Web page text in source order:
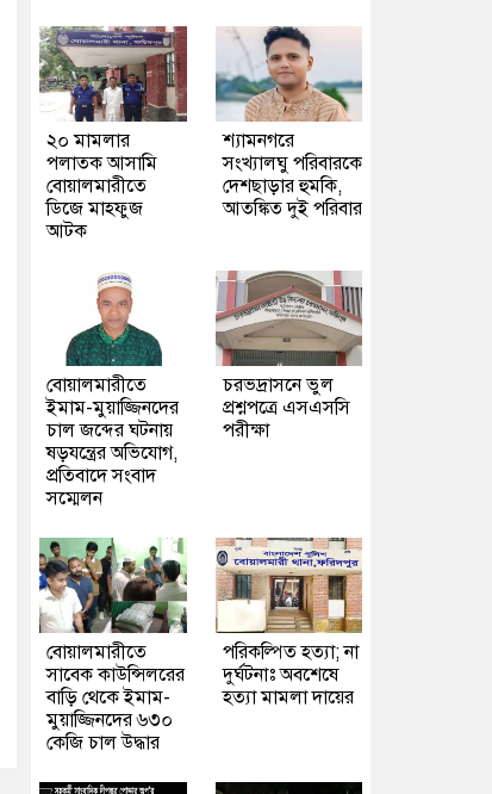
২০ মামলার
পলাতক আসামি
বোয়ালমারীতে
ডিজে মাহফুজ
আটক
শ্যামনগরে
সংখ্যালঘু পরিবারকে
দেশছাড়ার হুমকি,
আতঙ্কিত দুই পরিবার
বোয়ালমারীতে
ইমাম-মুয়াজ্জিনদের
চাল জব্দের ঘটনায়
ষড়যন্ত্রের অভিযোগ,
প্রতিবাদে সংবাদ
সম্মেলন
চরভদ্রাসনে ভুল
প্রশ্নপত্রে এসএসসি
পরীক্ষা
বোয়ালমারীতে
সাবেক কাউন্সিলরের
বাড়ি থেকে ইমাম-
মুয়াজ্জিনদের ৬৩০
কেজি চাল উদ্ধার
পরিকল্পিত হত্যা; না
দুর্ঘটনাঃ অবশেষে
হত্যা মামলা দায়ের